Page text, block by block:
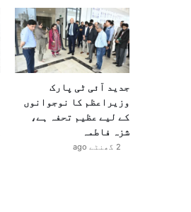
جدید آئی ٹی پارک
وزیراعظم کا نوجوانوں
کے لیے عظیم تحفہ ہے،
شزہ فاطمہ
2 گھنٹے ago